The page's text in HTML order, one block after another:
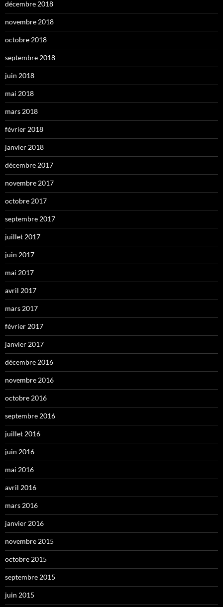
décembre 2018
novembre 2018
octobre 2018
septembre 2018
juin 2018
mai 2018
mars 2018
février 2018
janvier 2018
décembre 2017
novembre 2017
octobre 2017
septembre 2017
juillet 2017
juin 2017
mai 2017
avril 2017
mars 2017
février 2017
janvier 2017
décembre 2016
novembre 2016
octobre 2016
septembre 2016
juillet 2016
juin 2016
mai 2016
avril 2016
mars 2016
janvier 2016
novembre 2015
octobre 2015
septembre 2015
juin 2015